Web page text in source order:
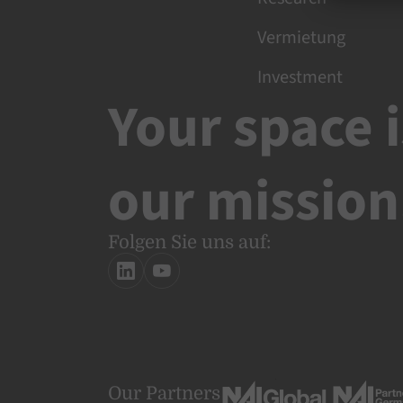
Vermietung
Investment
Your space
our
Folgen Sie uns auf:
Our Partners